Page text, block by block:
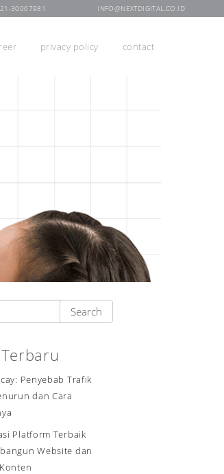
INFO@NEXTDIGITAL.CO.ID
30067981
privacy policy contact
Penyebab Trafik
dan Cara
Platform Terbaik
Website dan